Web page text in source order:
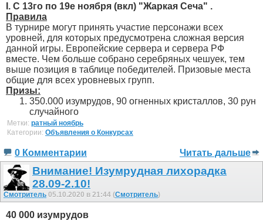
I. С 13го по 19е ноября (вкл) "Жаркая Сеча" .
Правила
В турнире могут принять участие персонажи всех
уровней, для которых предусмотрена сложная версия
данной игры. Европейские сервера и сервера РФ
вместе. Чем больше собрано серебряных чешуек, тем
выше позиция в таблице победителей. Призовые места
общие для всех уровневых групп.
Призы:
350.000 изумрудов, 90 огненных кристаллов, 30 рун
случайного
Метки: ратный ноябрь
Категории: Объявления о Конкурсах
0 Комментарии Читать дальше
Внимание! Изумрудная лихорадка
28.09-2.10!
Смотритель 05.10.2020 в 21:44 (Смотритель)
40 000 изумрудов